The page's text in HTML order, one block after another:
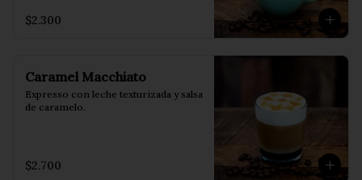
$2.300
Caramel Macchiato
Expresso con leche texturizada y salsa
de caramelo.
$2.700